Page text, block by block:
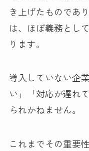
き上げたものであ
は、ほぼ義務とし
ります。
導入していない企
い」「対応が遅れ
られかねません。
これまでその重要